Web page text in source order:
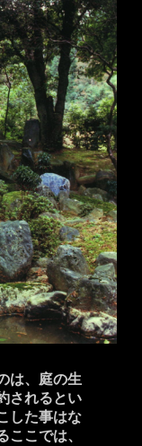
は、庭の生
されるとい
した事はな
ここでは、